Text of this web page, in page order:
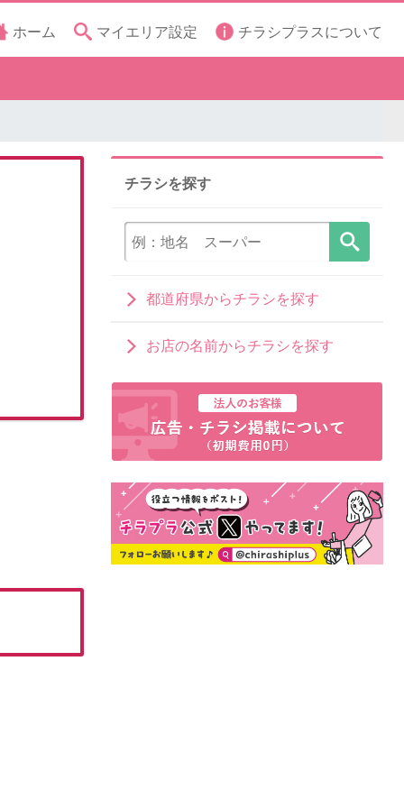
ホーム マイエリア設定 チラシプラスについて
チラシを探す
都道府県からチラシを探す
お店の名前からチラシを探す